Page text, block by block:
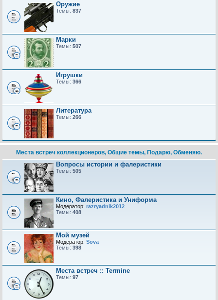
Оружие
Темы: 837
Марки
Темы: 507
Игрушки
Темы: 366
Литература
Темы: 266
Места встреч коллекционеров, Общие темы, Подарю, Обменяю.
Вопросы истории и фалеристики
Темы: 505
Кино, Фалеристика и Униформа
Модератор: razryadnik2012
Темы: 408
Мой музей
Модератор: Sova
Темы: 398
Места встреч :: Termine
Темы: 97